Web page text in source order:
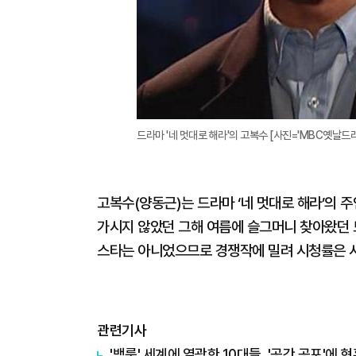
드라마 '네 멋대로 해라'의 고복수 [사진='MBC옛날드
고복수(양동근)는 드라마 ‘네 멋대로 해라’의
가시지 않았던 그해 여름에 슬그머니 찾아왔
스타는 아니었으므로 경쟁작에 밀려 시청률은
관련기사